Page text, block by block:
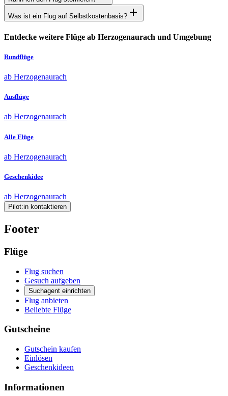
Was ist ein Flug auf Selbstkostenbasis?
Entdecke weitere Flüge ab Herzogenaurach und Umgebung
Rundflüge
ab Herzogenaurach
Ausflüge
ab Herzogenaurach
Alle Flüge
ab Herzogenaurach
Geschenkidee
ab Herzogenaurach
Pilot:in kontaktieren
Footer
Flüge
Flug suchen
Gesuch aufgeben
Suchagent einrichten
Flug anbieten
Beliebte Flüge
Gutscheine
Gutschein kaufen
Einlösen
Geschenkideen
Informationen